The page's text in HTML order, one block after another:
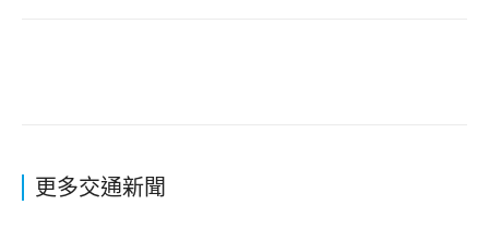
更多交通新聞